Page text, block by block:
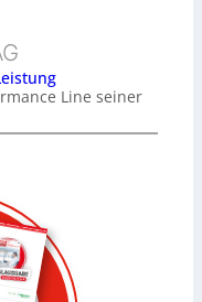
Line seiner